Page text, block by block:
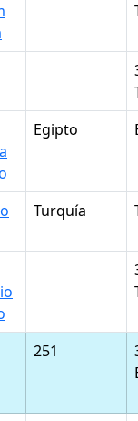
Egipto
Turquía
251